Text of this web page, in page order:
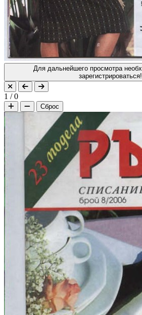
Для дальнейшего просмотра необходимо войти или
зарегистрироваться!
1 /0
Сброс